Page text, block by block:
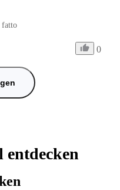
fatto
0